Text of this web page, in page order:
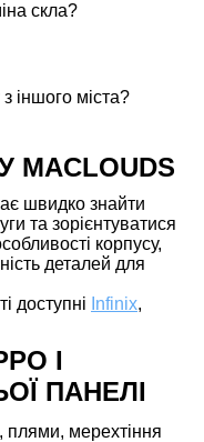
скла?
іншого міста?
MACLOUDS
швидко знайти
та зорієнтуватися
корпусу,
деталей для
доступні Infinix,
І
ПАНЕЛІ
плями, мерехтіння